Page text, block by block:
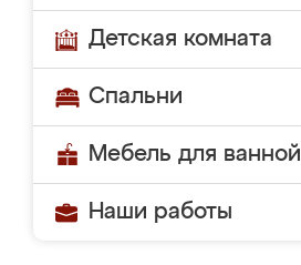
Детская комната
Спальни
Мебель для ванной
Наши работы